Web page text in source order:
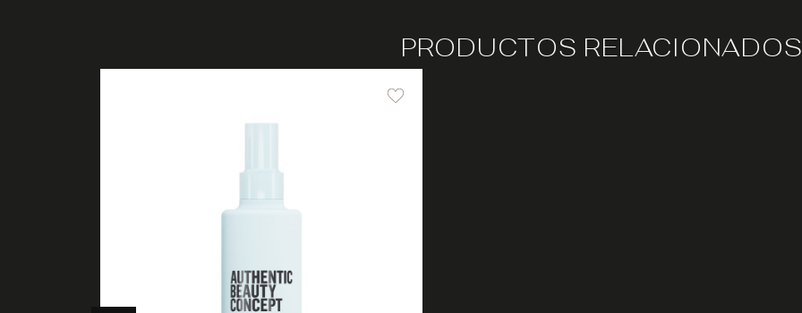
PRODUCTOS RELACIONADOS